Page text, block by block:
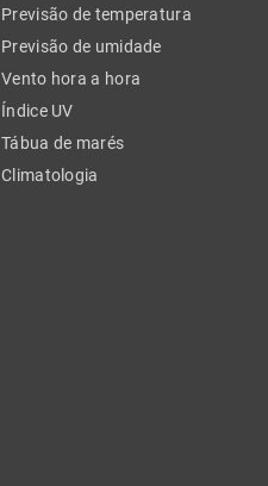
Previsão de temperatura
Previsão de umidade
Vento hora a hora
Índice UV
Tábua de marés
Climatologia